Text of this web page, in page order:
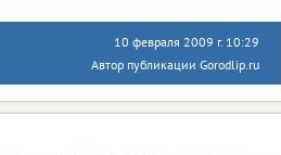
10 февраля 2009 г. 10:29
Автор публикации Gorodlip.ru